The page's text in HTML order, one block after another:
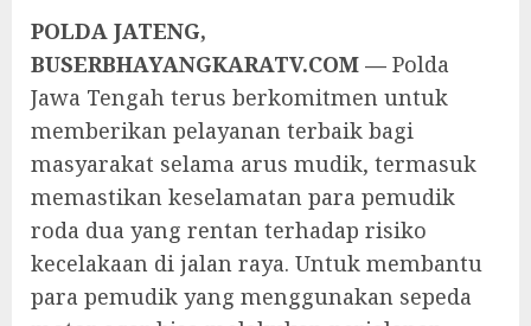
POLDA JATENG,
BUSERBHAYANGKARATV.COM — Polda
Jawa Tengah terus berkomitmen untuk
memberikan pelayanan terbaik bagi
masyarakat selama arus mudik, termasuk
memastikan keselamatan para pemudik
roda dua yang rentan terhadap risiko
kecelakaan di jalan raya. Untuk membantu
para pemudik yang menggunakan sepeda